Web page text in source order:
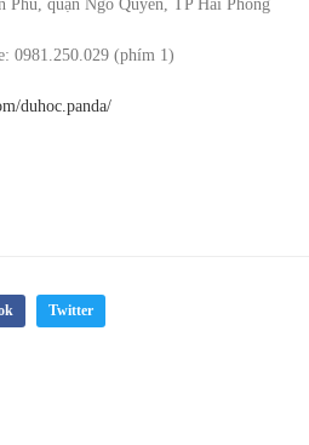
Phủ, quận Ngô Quyền, TP Hải Phòng
(phím 1)
duhoc.panda/
Twitter